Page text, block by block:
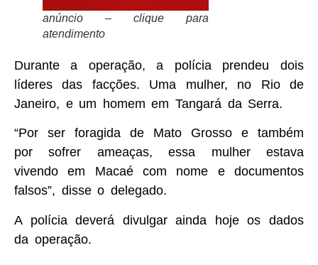
anúncio – clique para
atendimento
Durante a operação, a polícia prendeu dois
líderes das facções. Uma mulher, no Rio de
Janeiro, e um homem em Tangará da Serra.
“Por ser foragida de Mato Grosso e também
por sofrer ameaças, essa mulher estava
vivendo em Macaé com nome e documentos
falsos”, disse o delegado.
A polícia deverá divulgar ainda hoje os dados
da operação.